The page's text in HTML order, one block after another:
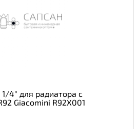
4" для радиатора с
Giacomini R92X001